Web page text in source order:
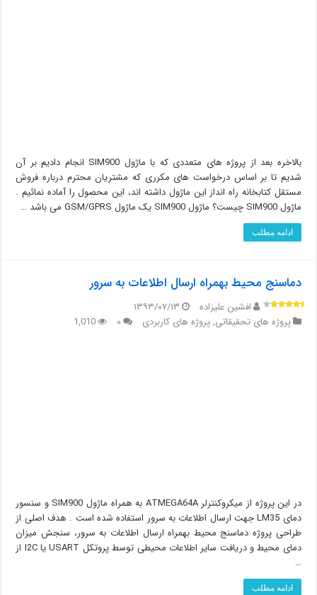
بالاخره بعد از پروژه های متعددی که با ماژول SIM900 انجام دادیم بر آن
شدیم تا بر اساس درخواست های مکرری که مشتریان محترم درباره فروش
مستقل کتابخانه راه انداز این ماژول داشته اند، این محصول را آماده نمائیم .
ماژول SIM900 چیست؟ ماژول SIM900 یک ماژول GSM/GPRS می باشد …
ادامه مطلب
دماسنج محیط بهمراه ارسال اطلاعات به سرور
افشین علیزاده
۱۳۹۳/۰۷/۱۳
پروژه های تحقیقاتی,پروژه های کاربردی ۰ 1,010
در این پروژه از میکروکنترلر ATMEGA64A به همراه ماژول SIM900 و سنسور
دمای LM35 جهت ارسال اطلاعات به سرور استفاده شده است . هدف اصلی از
طراحی پروژه دماسنج محیط بهمراه ارسال اطلاعات به سرور، سنجش میزان
دمای محیط و دریافت سایر اطلاعات محیطی توسط پروتکل USART یا I2C از
…
ادامه مطلب